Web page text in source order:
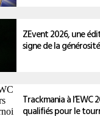
ZEvent 2026, une
signe de la
Trackmania à l’EWC
qualifiés pour le